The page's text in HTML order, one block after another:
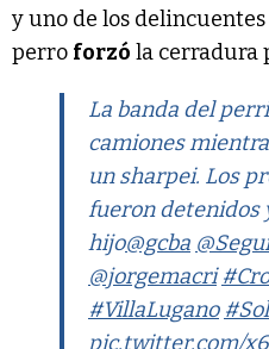
y uno de los
perro forzó la cerradura
La banda del
camiones
un sharpei. Los
fueron detenidos
hijo@gcba
@jorgemacri
#VillaLugano
pic.twitter.com/